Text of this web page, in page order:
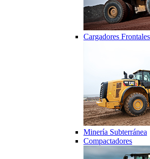
Cargadores Frontales
Minería Subterránea
Compactadores